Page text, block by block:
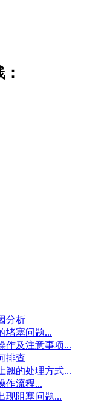
分析
堵塞问题...
作及注意事项...
排查
翘的处理方式...
作流程...
现阻塞问题...